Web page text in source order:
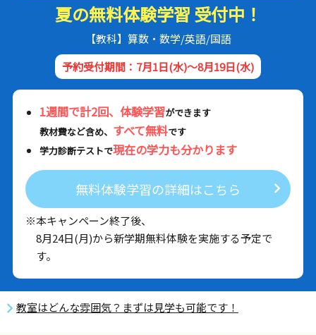
夏の無料体験学習 受付中！
【教科】算数・数学/英語/国語
予約受付期間：7月1日(水)～8月19日(水)
1週間で計2回、体験学習ができます
教材費など含め、 すべて無料です
学力診断テストで現在の学力も分かります
無料体験学習の詳細はこちら
※本キャンペーン終了後、
8月24日(月)から新学期無料体験を実施する予定で
す。
教室はどんな雰囲気？まずは見学も可能です！